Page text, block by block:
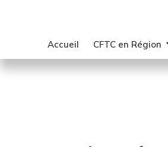
Accueil CFTC en Région